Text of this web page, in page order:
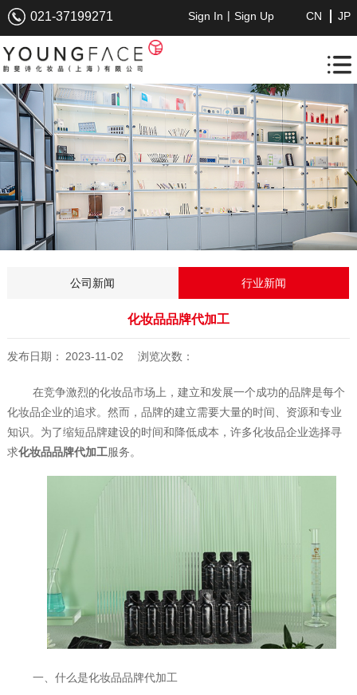
021-37199271 Sign In | Sign Up JP
CN
公司新闻 行业新闻
化妆品品牌代加工
发布日期： 2023-11-02 浏览次数：
在竞争激烈的化妆品市场上，建立和发展一个成功的品牌是每个
化妆品企业的追求。然而，品牌的建立需要大量的时间、资源和专业
知识。为了缩短品牌建设的时间和降低成本，许多化妆品企业选择寻
求化妆品品牌代加工服务。
一、什么是化妆品品牌代加工